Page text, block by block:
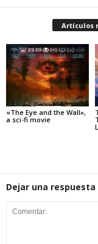
Artículos
«The Eye and the Wall»,
a sci-fi movie
Dejar una respuesta